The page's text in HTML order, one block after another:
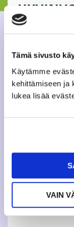
Tämä sivusto
Käytämme
kehittämiseen ja
lukea lisää
VAIN
mukavan
JAMKO järjestää
JAMKO Cafessa
snäksejä.
ilmoittautua
Lisätietoja:
INFO